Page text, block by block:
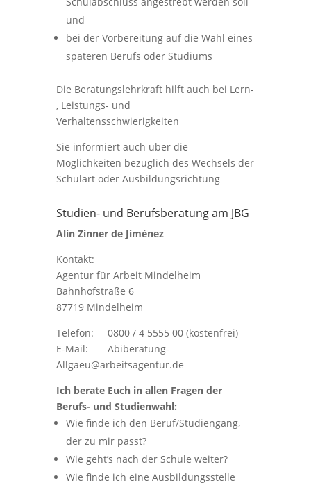
und
bei der Vorbereitung auf die Wahl eines
späteren Berufs oder Studiums
Die Beratungslehrkraft hilft auch bei Lern-
, Leistungs- und
Verhaltensschwierigkeiten
Sie informiert auch über die
Möglichkeiten bezüglich des Wechsels der
Schulart oder Ausbildungsrichtung
Studien- und Berufsberatung am JBG
Alin Zinner de Jiménez
Kontakt:
Agentur für Arbeit Mindelheim
Bahnhofstraße 6
87719 Mindelheim
Telefon: 0800 / 4 5555 00 (kostenfrei)
E-Mail: Abiberatung-
Allgaeu@arbeitsagentur.de
Ich berate Euch in allen Fragen der
Berufs- und Studienwahl:
Wie finde ich den Beruf/Studiengang,
der zu mir passt?
Wie geht’s nach der Schule weiter?
Wie finde ich eine Ausbildungsstelle